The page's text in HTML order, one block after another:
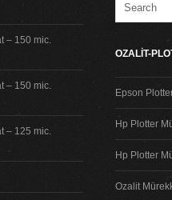
– 150 mic.
– 150 mic.
– 125 mic.
OZALİT-
Epson
Hp Plotter
Hp Plotter
Ozalit